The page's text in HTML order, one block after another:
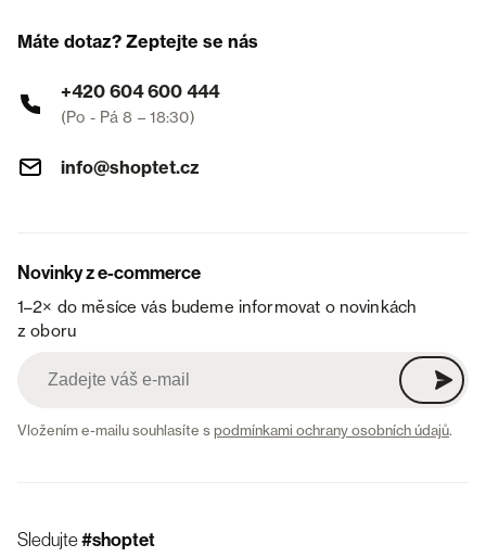
Máte dotaz? Zeptejte se nás
+420 604 600 444
(Po - Pá 8 – 18:30)
info@shoptet.cz
Novinky z e-commerce
1–2× do měsíce vás budeme informovat o novinkách
z oboru
Vložením e-mailu souhlasíte spodmínkami ochrany osobních údajů.
Sledujte#shoptet